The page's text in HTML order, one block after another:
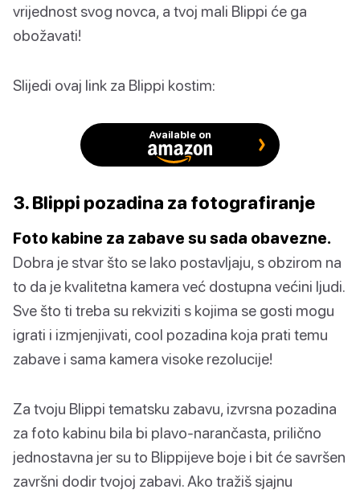
vrijednost svog novca, a tvoj mali Blippi će ga
obožavati!
Slijedi ovaj link za Blippi kostim:
Available on
3. Blippi pozadina za fotografiranje
Foto kabine za zabave su sada obavezne.
Dobra je stvar što se lako postavljaju, s obzirom na
to da je kvalitetna kamera već dostupna većini ljudi.
Sve što ti treba su rekviziti s kojima se gosti mogu
igrati i izmjenjivati, cool pozadina koja prati temu
zabave i sama kamera visoke rezolucije!
Za tvoju Blippi tematsku zabavu, izvrsna pozadina
za foto kabinu bila bi plavo-narančasta, prilično
jednostavna jer su to Blippijeve boje i bit će savršen
završni dodir tvojoj zabavi. Ako tražiš sjajnu